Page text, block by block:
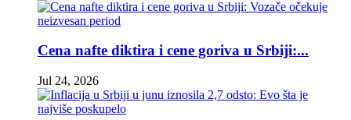
Cena nafte diktira i cene goriva u Srbiji:...
Jul 24, 2026